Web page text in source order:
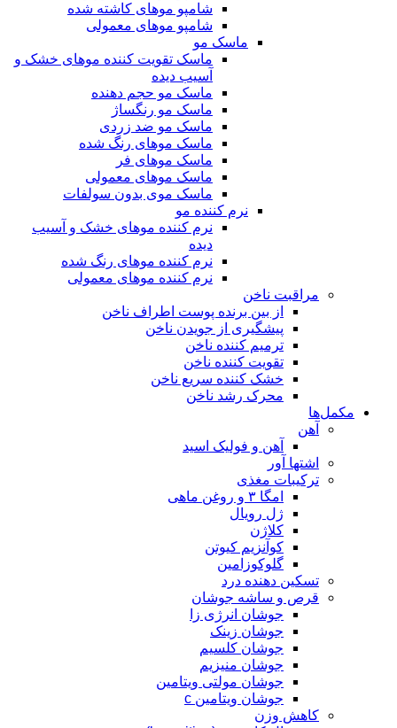
شامپو موهای کاشته شده
شامپو موهای معمولی
ماسک مو
ماسک تقویت کننده موهای خشک و
آسیب دیده
ماسک مو حجم دهنده
ماسک مو رنگساژ
ماسک مو ضد زردی
ماسک موهای رنگ شده
ماسک موهای فر
ماسک موهای معمولی
ماسک موی بدون سولفات
نرم کننده مو
نرم کننده موهای خشک و آسیب
دیده
نرم کننده موهای رنگ شده
نرم کننده موهای معمولی
مراقبت ناخن
از بین برنده پوست اطراف ناخن
پیشگیری از جویدن ناخن
ترمیم کننده ناخن
تقویت کننده ناخن
خشک کننده سریع ناخن
محرک رشد ناخن
مکمل‌ها
آهن
آهن و فولیک اسید
اشتها آور
ترکیبات مغذی
امگا ۳ و روغن ماهی
ژل رویال
کلاژن
کوآنزیم کیوتن
گلوکوزامین
تسکین دهنده درد
قرص و ساشه جوشان
جوشان انرژی زا
جوشان زینک
جوشان کلسیم
جوشان منیزیم
جوشان مولتی ویتامین
جوشان ویتامین c
کاهش وزن